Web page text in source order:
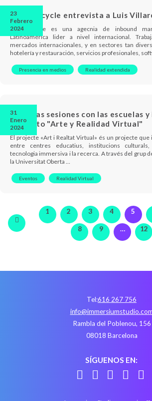
23
Febrero
2024
Inboundcycle entrevista a Luis
Inboundcycle es una agecnia de inbound
Latinoamérica lider a nivel internacional.
mercados internacionales, y en sectores tan
hotelería y restauración, servicios profesionales,
Presencia en medios Realidad extendida
31
Enero
2024
Primeras sesiones con las escuelas
Proyecto "Arte y Realidad Virtual"
El projecte «Art i Realtat Virtual» és un projecte que
entre centres educatius, institucions culturals,
tecnologia immersiva i la recerca. A través del grup
la Universitat Oberta …
Eventos Realidad Virtual
1 2 3 4 5
8 9 … 12
Tel:616 267 756
Rambla del Poblenou, 156
08018 Barcelona
SÍGUENOS EN: